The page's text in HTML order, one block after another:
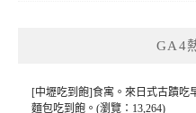
GA4
[中壢吃到飽]食寓。來日式古蹟吃
麵包吃到飽。(瀏覽：13,264)